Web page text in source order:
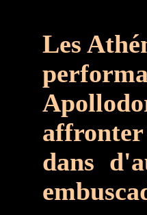
Les
dans